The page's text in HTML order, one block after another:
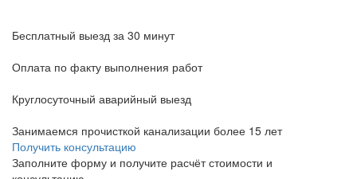
Бесплатный выезд за 30 минут
Оплата по факту выполнения работ
Круглосуточный аварийный выезд
Занимаемся прочисткой канализации более 15 лет
Получить консультацию
Заполните форму и получите расчёт стоимости и